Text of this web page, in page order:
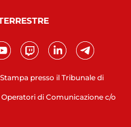
presso il Tribunale di
di Comunicazione c/o